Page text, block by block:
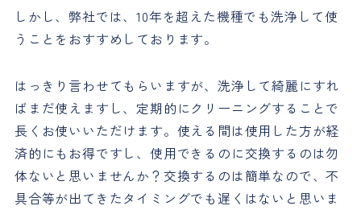
しかし、弊社では、10年を超えた機種でも洗浄して使
うことをおすすめしております。
はっきり言わせてもらいますが、洗浄して綺麗にすれ
ばまだ使えますし、定期的にクリーニングすることで
長くお使いいただけます。使える間は使用した方が経
済的にもお得ですし、使用できるのに交換するのは勿
体ないと思いませんか？交換するのは簡単なので、不
具合等が出てきたタイミングでも遅くはないと思いま